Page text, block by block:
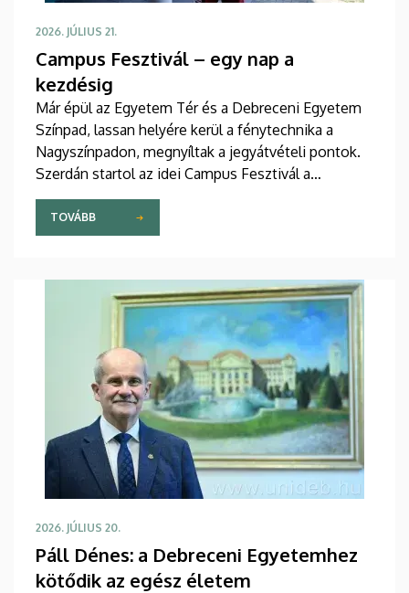
2026. JÚLIUS 21.
Campus Fesztivál – egy nap a
kezdésig
Már épül az Egyetem Tér és a Debreceni Egyetem
Színpad, lassan helyére kerül a fénytechnika a
Nagyszínpadon, megnyíltak a jegyátvételi pontok.
Szerdán startol az idei Campus Fesztivál a
Nagyerdőn.
TOVÁBB
2026. JÚLIUS 20.
Páll Dénes: a Debreceni Egyetemhez
kötődik az egész életem